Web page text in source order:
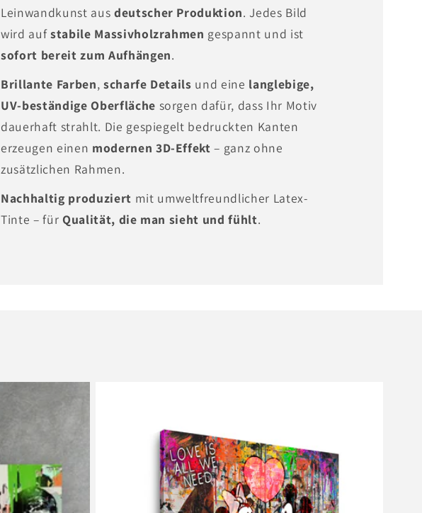
Leinwandkunst aus deutscher Produktion. Jedes Bild
wird aufstabile Massivholzrahmen gespannt und ist
sofort bereit zum Aufhängen.
Brillante Farben, scharfe Details und eine langlebige,
UV-beständige Oberfläche sorgen dafür, dass Ihr Motiv
dauerhaft strahlt. Die gespiegelt bedruckten Kanten
erzeugen einen modernen 3D-Effekt – ganz ohne
zusätzlichen Rahmen.
Nachhaltig produziert mit umweltfreundlicher Latex-
Tinte – für Qualität, die man sieht und fühlt.